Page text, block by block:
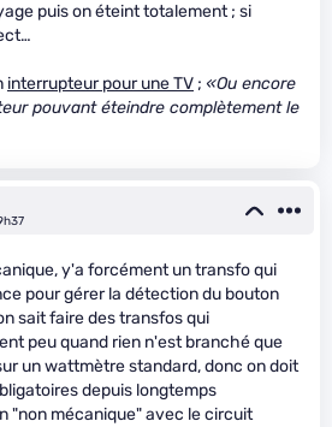
puis on éteint totalement ; si
interrupteur pour une TV ; «Ou encore
pouvant éteindre complètement le
y'a forcément un transfo qui
pour gérer la détection du bouton
sait faire des transfos qui
peu quand rien n'est branché que
un wattmètre standard, donc on doit
depuis longtemps
"non mécanique" avec le circuit